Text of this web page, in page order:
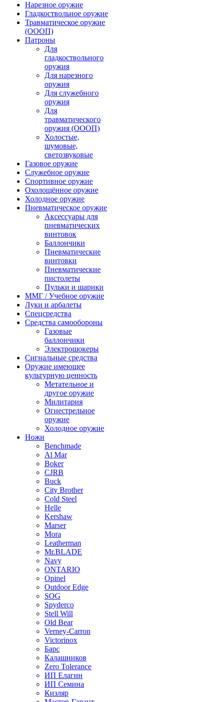
Нарезное оружие
Гладкоствольное оружие
Травматическое оружие
(ОООП)
Патроны
Для
гладкоствольного
оружия
Для нарезного
оружия
Для служебного
оружия
Для
травматического
оружия (ОООП)
Холостые,
шумовые,
светозвуковые
Газовое оружие
Служебное оружие
Спортивное оружие
Охолощённое оружие
Холодное оружие
Пневматическое оружие
Аксессуары для
пневматических
винтовок
Баллончики
Пневматические
винтовки
Пневматические
пистолеты
Пульки и шарики
ММГ / Учебное оружие
Луки и арбалеты
Спецсредства
Средства самообороны
Газовые
баллончики
Электрошокеры
Сигнальные средства
Оружие имеющее
культурную ценность
Метательное и
другое оружие
Милитария
Огнестрельное
оружие
Холодное оружие
Ножи
Benchmade
Al Mar
Boker
CJRB
Buck
City Brother
Cold Steel
Helle
Kershaw
Marser
Mora
Leatherman
Mr.BLADE
Navy
ONTARIO
Opinel
Outdoor Edge
SOG
Spyderco
Stell Will
Old Bear
Verney-Carron
Victorinox
Барс
Калашников
Zero Tolerance
ИП Елагин
ИП Семина
Кизляр